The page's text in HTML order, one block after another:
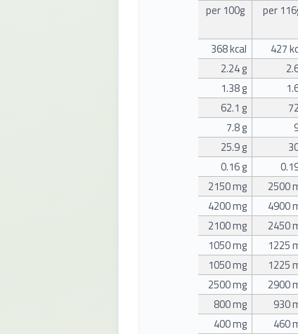
per116
per 100g
427
368 kcal
2.24 g
1.38 g
62.1 g
7.8 g
25.9 g
0.16 g
2500
2150 mg
4900
4200 mg
2450
2100 mg
1225
1050 mg
1225
1050 mg
2900
2500 mg
930
800 mg
460
400 mg